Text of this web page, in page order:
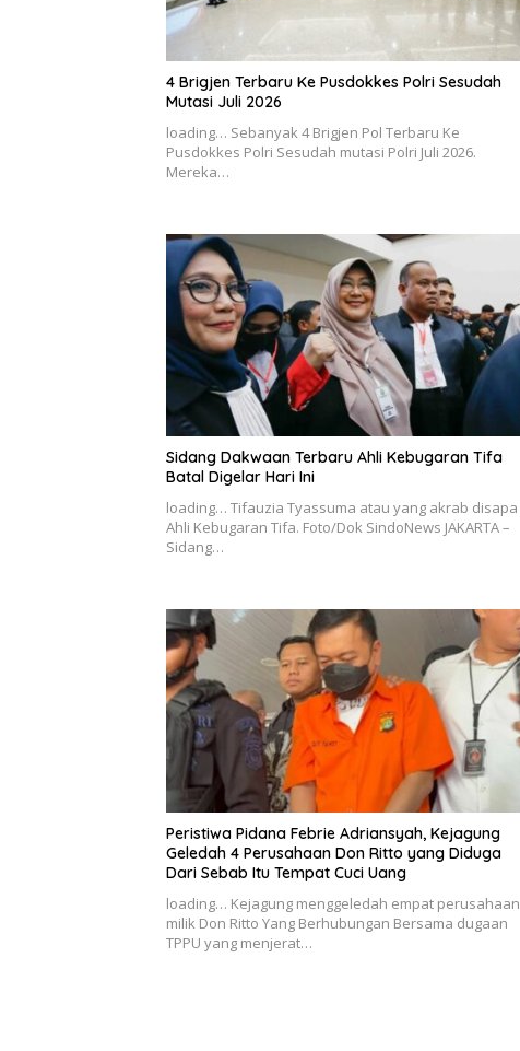
4 Brigjen Terbaru Ke Pusdokkes Polri Sesudah
Mutasi Juli 2026
loading… Sebanyak 4 Brigjen Pol Terbaru Ke
Pusdokkes Polri Sesudah mutasi Polri Juli 2026.
Mereka…
Sidang Dakwaan Terbaru Ahli Kebugaran Tifa
Batal Digelar Hari Ini
loading… Tifauzia Tyassuma atau yang akrab disapa
Ahli Kebugaran Tifa. Foto/Dok SindoNews JAKARTA –
Sidang…
Peristiwa Pidana Febrie Adriansyah, Kejagung
Geledah 4 Perusahaan Don Ritto yang Diduga
Dari Sebab Itu Tempat Cuci Uang
loading… Kejagung menggeledah empat perusahaan
milik Don Ritto Yang Berhubungan Bersama dugaan
TPPU yang menjerat…